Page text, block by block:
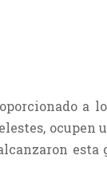
a
ocupen
esta